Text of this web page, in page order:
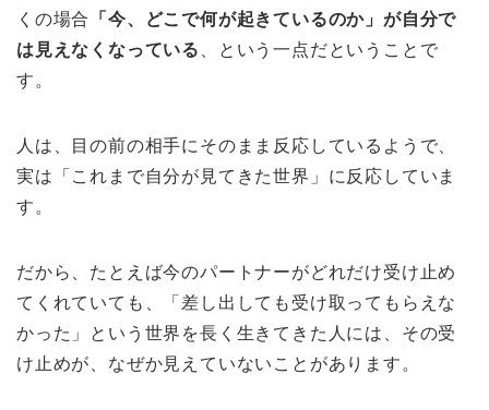
くの場合
「今、どこで何が起きているのか」が自分で
は見えなくなっている
、という一点だということで
す。
人は、目の前の相手にそのまま反応しているようで、
実は「これまで自分が見てきた世界」に反応していま
す。
だから、たとえば今のパートナーがどれだけ受け止め
てくれていても、「差し出しても受け取ってもらえな
かった」という世界を長く生きてきた人には、その受
け止めが、なぜか見えていないことがあります。